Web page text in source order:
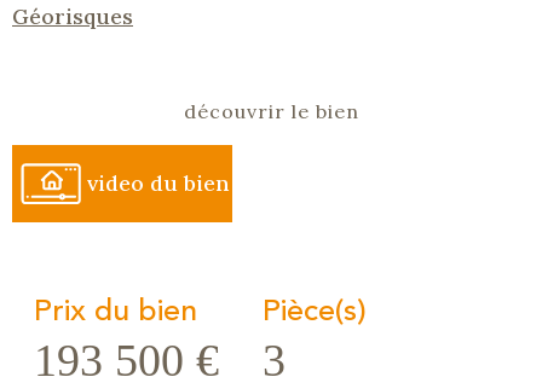
Géorisques
découvrir le bien
video du bien
Prix du bien
193 500 €
Pièce(s)
3